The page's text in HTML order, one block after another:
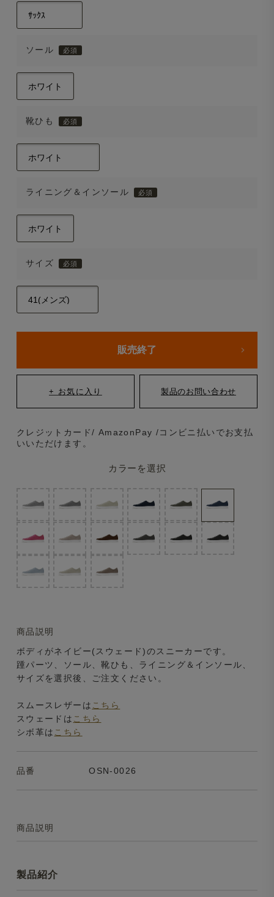
ソール
靴ひも
ライニング＆インソール
サイズ
カラーを選択
販売終了
クレジットカード/ AmazonPay /コンビニ払いでお支払
いいただけます。
商品説明
ボディがネイビー(スウェード)のスニーカーです。
踵パーツ、ソール、靴ひも、ライニング＆インソール、
サイズを選択後、ご注文ください。
スムースレザーは こちら
スウェードは こちら
シボ革は こちら
品番 OSN-0026
商品説明
製品紹介